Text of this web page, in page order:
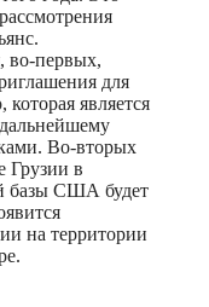
во-первых,
для
является
Во-вторых
Грузии в
базы США будет
на территории